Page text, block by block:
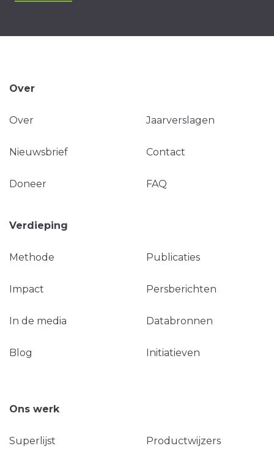
Over
Over Jaarverslagen
Nieuwsbrief Contact
Doneer FAQ
Verdieping
Methode Publicaties
Impact Persberichten
In de media Databronnen
Blog Initiatieven
Ons werk
Superlijst Productwijzers